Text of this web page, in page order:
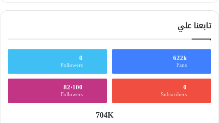
تابعنا علي
622k
Fans
0
Followers
0
Subscribers
82٬100
Followers
704K